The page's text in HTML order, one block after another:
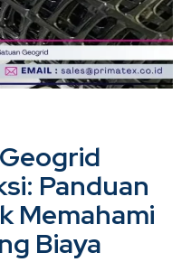
Panduan
Memahami
Biaya